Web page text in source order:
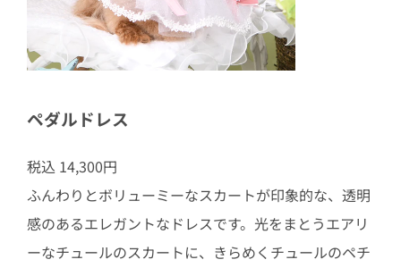
ペダルドレス
税込 14,300円
ふんわりとボリューミーなスカートが印象的な、透明
感のあるエレガントなドレスです。光をまとうエアリ
ーなチュールのスカートに、きらめくチュールのペチ